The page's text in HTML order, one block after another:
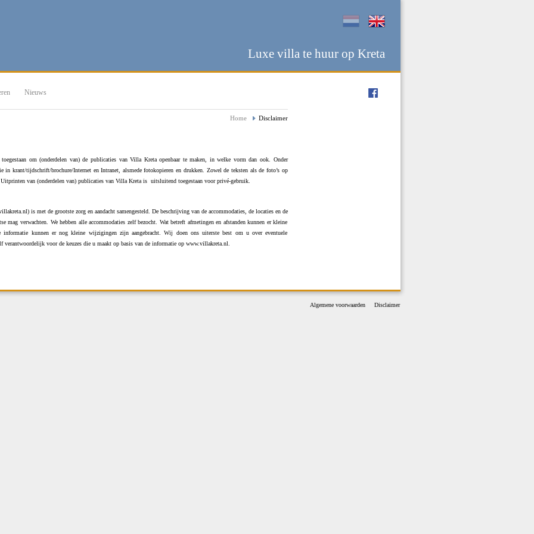
Luxe villa te huur op Kreta
Nieuws
Disclaimer
Home
om (onderdelen van) de publicaties van Villa Kreta openbaar te maken, in welke vorm dan ook. Onder
in krant/tijdschrift/brochure/Internet en Intranet, alsmede fotokopieren en drukken. Zowel de teksten als de foto’s op
van (onderdelen van) publicaties van Villa Kreta is uitsluitend toegestaan voor privé-gebruik.
is met de grootste zorg en aandacht samengesteld. De beschrijving van de accommodaties, de locaties en de
mag verwachten. We hebben alle accommodaties zelf bezocht. Wat betreft afmetingen en afstanden kunnen er kleine
informatie kunnen er nog kleine wijzigingen zijn aangebracht. Wij doen ons uiterste best om u over eventuele
voor de keuzes die u maakt op basis van de informatie op www.villakreta.nl.
Algemene voorwaarden Disclaimer